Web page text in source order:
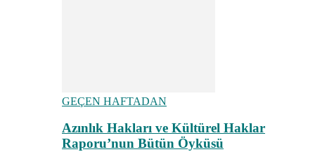
GEÇEN HAFTADAN
Azınlık Hakları ve Kültürel Haklar
Raporu’nun Bütün Öyküsü